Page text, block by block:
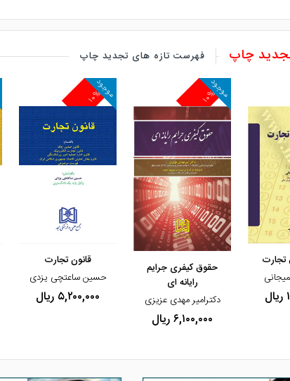
چاپ فهرست تازه های تجدید چاپ
مشاهده و خرید
۱۰%
موجود
حقوق کیفری جرایم
رایانه ای
دکترامیر مهدی عزیزی
۶,۱۰۰,۰۰۰ ریال
۱۰%
موجود
قانون تجارت
حسین ساعتچی یزدی
۵,۲۰۰,۰۰۰ ریال